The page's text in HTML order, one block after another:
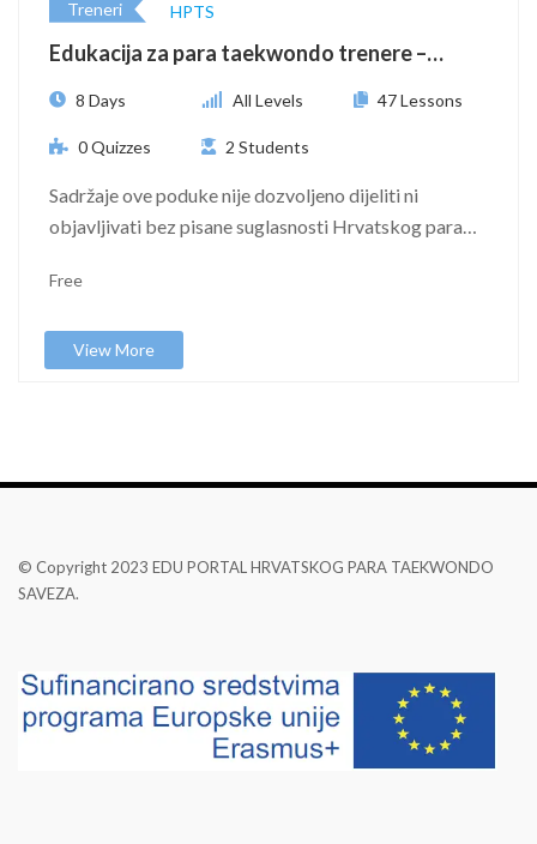
Treneri HPTS
Edukacija za para taekwondo trenere –
8 Days All Levels 47 Lessons
0 Quizzes 2 Students
Sadržaje ove poduke nije dozvoljeno dijeliti ni
objavljivati bez pisane suglasnosti Hrvatskog para
Free
View More
© Copyright 2023 EDU PORTAL HRVATSKOG PARA TAEKWONDO
SAVEZA.